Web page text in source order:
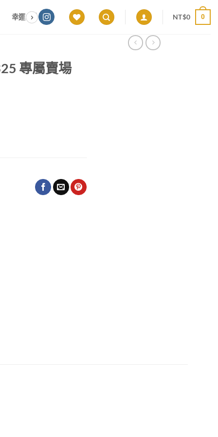
幸運色｜能量感應 × 色彩頻率 × 專屬設計 願望顯化｜意圖啟動
NT$0 0
專屬賣場